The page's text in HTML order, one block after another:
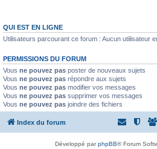
QUI EST EN LIGNE
Utilisateurs parcourant ce forum : Aucun utilisateur
PERMISSIONS DU FORUM
Vous ne pouvez pas poster de nouveaux sujets
Vous ne pouvez pas répondre aux sujets
Vous ne pouvez pas modifier vos messages
Vous ne pouvez pas supprimer vos messages
Vous ne pouvez pas joindre des fichiers
Index du forum
Développé parphpBB® Forum